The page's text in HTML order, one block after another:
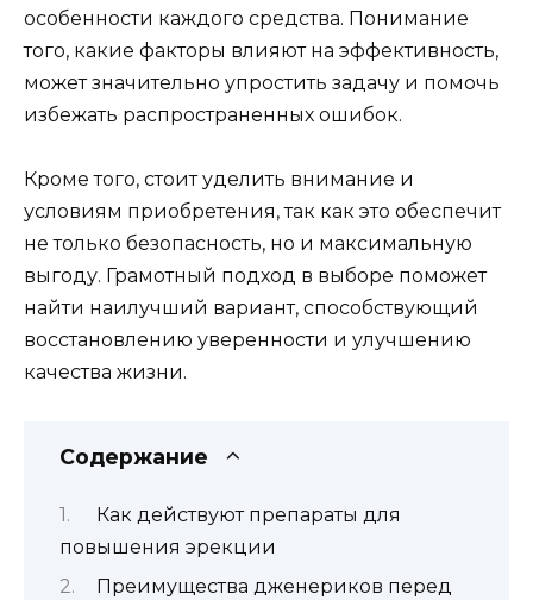
особенности каждого средства. Понимание
того, какие факторы влияют на эффективность,
может значительно упростить задачу и помочь
избежать распространенных ошибок.
Кроме того, стоит уделить внимание и
условиям приобретения, так как это обеспечит
не только безопасность, но и максимальную
выгоду. Грамотный подход в выборе поможет
найти наилучший вариант, способствующий
восстановлению уверенности и улучшению
качества жизни.
Содержание
Как действуют препараты для
повышения эрекции
Преимущества дженериков перед